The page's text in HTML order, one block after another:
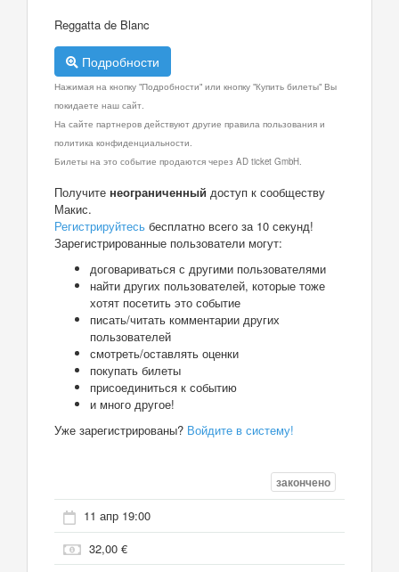
Reggatta de Blanc
Подробности
Нажимая на кнопку "Подробности" или кнопку "Купить билеты" Вы
покидаете наш сайт.
На сайте партнеров действуют другие правила пользования и
политика конфиденциальности.
Билеты на это событие продаются через AD ticket GmbH.
Получите неограниченный доступ к сообществу
Макис.
Регистрируйтесь бесплатно всего за 10 секунд!
Зарегистрированные пользователи могут:
договариваться с другими пользователями
найти других пользователей, которые тоже
хотят посетить это событие
писать/читать комментарии других
пользователей
смотреть/оставлять оценки
покупать билеты
присоединиться к событию
и много другое!
Уже зарегистрированы? Войдите в систему!
закончено
11 апр 19:00
32,00 €